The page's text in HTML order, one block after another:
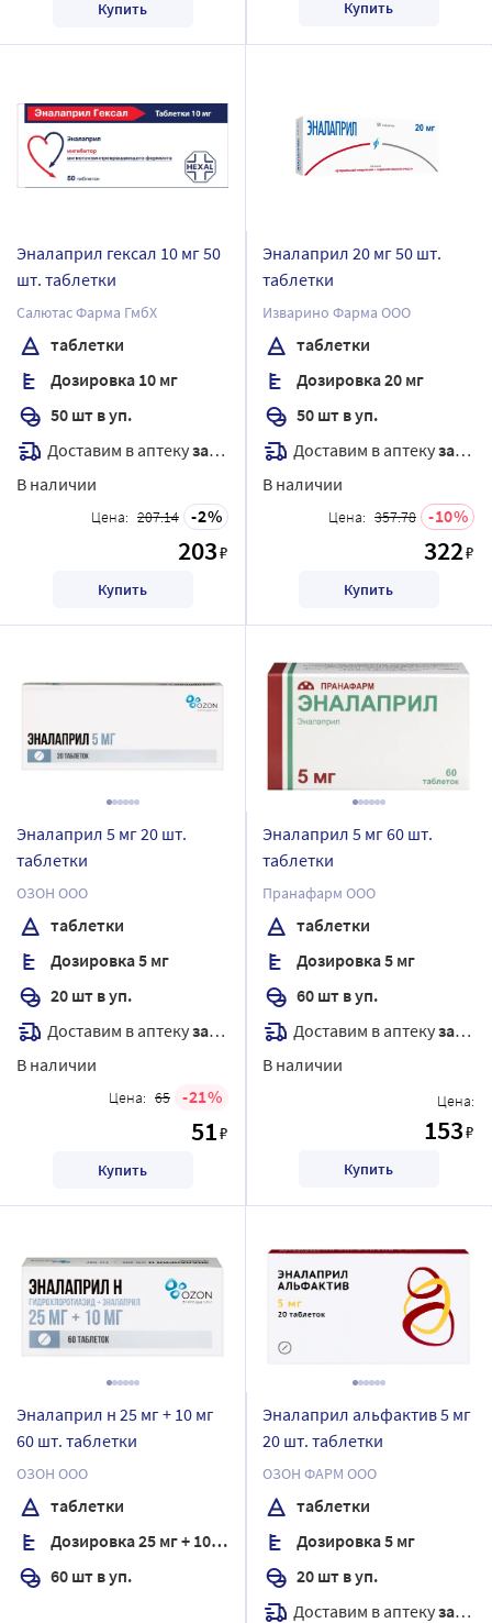
Купить Купить
Эналаприл гексал 10 мг 50
шт. таблетки
Салютас Фарма ГмбХ
таблетки
Дозировка 10 мг
50 шт в уп.
Доставим в аптекузавтра
В наличии
Цена: 207.14 2
203₽
Купить
Эналаприл 20 мг 50 шт.
таблетки
Изварино Фарма ООО
таблетки
Дозировка 20 мг
50 шт в уп.
Доставим в аптекузавтра
В наличии
Цена: 357.78 10
322₽
Купить
Эналаприл 5 мг 20 шт.
таблетки
ОЗОН ООО
таблетки
Дозировка 5 мг
20 шт в уп.
Доставим в аптекузавтра
В наличии
Цена: 65 21
51₽
Купить
Эналаприл 5 мг 60 шт.
таблетки
Пранафарм ООО
таблетки
Дозировка 5 мг
60 шт в уп.
Доставим в аптекузавтра
В наличии
Цена:
153₽
Купить
Эналаприл н 25 мг + 10 мг
60 шт. таблетки
ОЗОН ООО
таблетки
Дозировка 25 мг + 10 мг
60 шт в уп.
Эналаприл альфактив 5 мг
20 шт. таблетки
ОЗОН ФАРМ ООО
таблетки
Дозировка 5 мг
20 шт в уп.
Доставим в аптекузавтра